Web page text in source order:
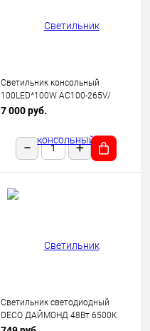
Светильник консольный
100LED*100W AC100-265V/
50Hz, SP2924 цвет серый (IP65),
7 000 руб.
Светильник светодиодный
DECO ДАЙМОНД 48Вт 6500К
3120лм 230В 377х73мм IN